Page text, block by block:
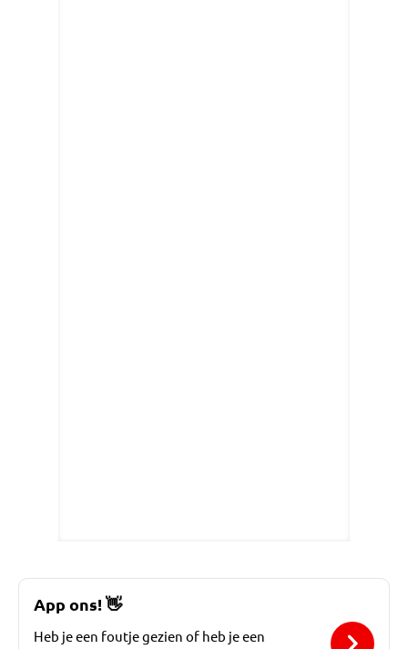
App ons!👋
Heb je een foutje gezien of heb je een